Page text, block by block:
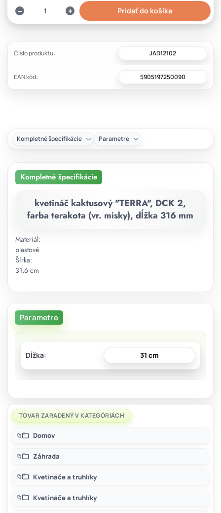
Pridať do košíka
Číslo produktu: JAD12102
EAN kód: 5905197250090
Kompletné špecifikácie Parametre
Kompletné špecifikácie
kvetináč kaktusový "TERRA", DCK 2,
farba terakota (vr. misky), dĺžka 316 mm
Materiál:
plastové
Šírka:
31,6 cm
Parametre
Dĺžka 31 cm
TOVAR ZARADENÝ V KATEGÓRIÁCH
Domov
Záhrada
Kvetináče a truhlíky
Kvetináče a truhlíky